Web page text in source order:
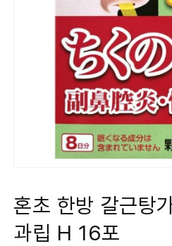
에
서
미
디
어
혼초 한방 갈근탕
과립 H 16포